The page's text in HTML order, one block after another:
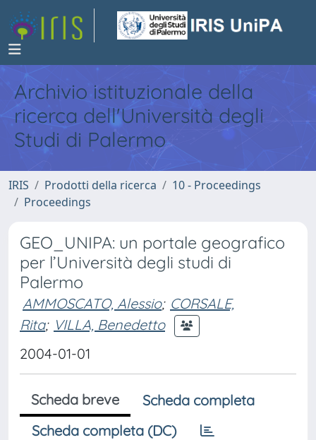
Archivio istituzionale della
ricerca dell'Università degli
Studi di Palermo
IRIS Prodotti della ricerca
10 - Proceedings
Proceedings
GEO_UNIPA: un portale geografico
per l’Università degli studi di
Palermo
AMMOSCATO, Alessio; CORSALE,
Rita; VILLA, Benedetto
2004-01-01
Scheda breve
Scheda completa
Scheda completa (DC)